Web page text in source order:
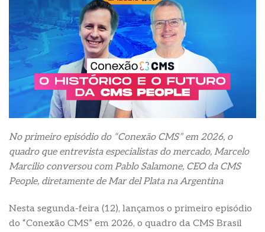
No primeiro episódio do “Conexão CMS” em 2026, o
quadro que entrevista especialistas do mercado, Marcelo
Marcilio conversou com Pablo Salamone, CEO da CMS
People, diretamente de Mar del Plata na Argentina
Nesta segunda-feira (12), lançamos o primeiro episódio
do “Conexão CMS” em 2026, o quadro da CMS Brasil